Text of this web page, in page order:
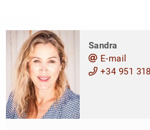
Sandra
E-mail
+34 951